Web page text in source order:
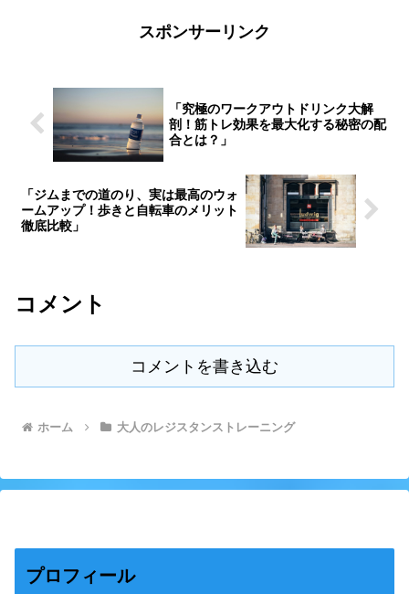
手だけではなく、ビジネスや日常生活に
おいても役立つ中村天風の教えを通じ
スポンサーリンク
「究極のワークアウトドリンク大解
剖！筋トレ効果を最大化する秘密の配
合とは？」
「ジムまでの道のり、実は最高のウォ
ームアップ！歩きと自転車のメリット
徹底比較」
コメント
コメントを書き込む
ホーム 大人のレジスタンストレーニング
プロフィール